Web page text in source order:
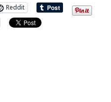
Reddit